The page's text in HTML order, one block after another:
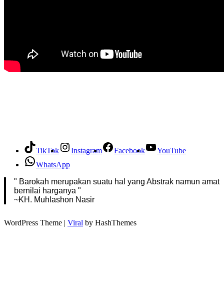
TikTok Instagram Facebook
YouTube
WhatsApp
" Barokah merupakan suatu hal yang Abstrak namun amat
bernilai harganya "
~KH. Muhlashon Nasir
WordPress Theme | Viral by HashThemes